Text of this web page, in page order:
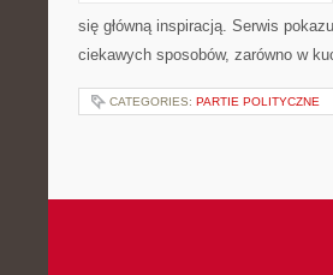
się główną inspiracją. Serwis
ciekawych sposobów, zarówno w
CATEGORIES: PARTIE POLITYCZNE